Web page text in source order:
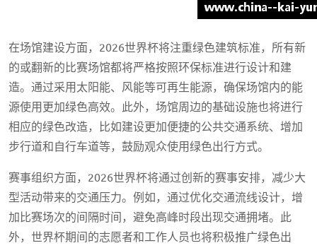
在场馆建设方面，2026世界杯将注重绿色建筑标准，所有新
的或翻新的比赛场馆都将严格按照环保标准进行设计和建
造。通过采用太阳能、风能等可再生能源，确保场馆内的能
源使用更加绿色高效。此外，场馆周边的基础设施也将进行
相应的绿色改造，比如建设更加便捷的公共交通系统、增加
步行道和自行车道等，鼓励观众使用绿色出行方式。
赛事组织方面，2026世界杯将通过创新的赛事安排，减少大
型活动带来的交通压力。例如，通过优化交通流线设计，增
加比赛场次的间隔时间，避免高峰时段出现交通拥堵。此
外，世界杯期间的志愿者和工作人员也将积极推广绿色出